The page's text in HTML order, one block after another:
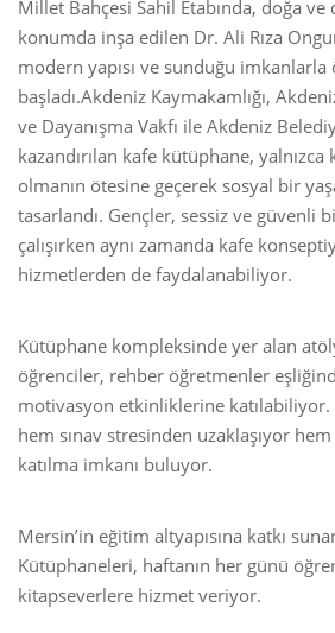
Millet Bahçesi Sahil Etabında, doğa
konumda inşa edilen Dr. Ali Rıza
modern yapısı ve sunduğu imkanlarla
başladı.Akdeniz Kaymakamlığı,
ve Dayanışma Vakfı ile Akdeniz
kazandırılan kafe kütüphane, yalnızca
olmanın ötesine geçerek sosyal bir
tasarlandı. Gençler, sessiz ve güvenli
çalışırken aynı zamanda kafe
hizmetlerden de faydalanabiliyor.
Kütüphane kompleksinde yer alan
öğrenciler, rehber öğretmenler
motivasyon etkinliklerine katılabiliyor.
hem sınav stresinden uzaklaşıyor
katılma imkanı buluyor.
Mersin’in eğitim altyapısına katkı
Kütüphaneleri, haftanın her günü
kitapseverlere hizmet veriyor.